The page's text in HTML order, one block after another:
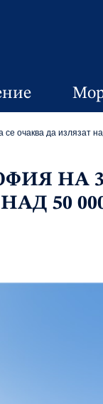
очаква да излязат
НА 3
50